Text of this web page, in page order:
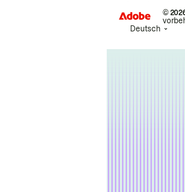
©
Deutsch